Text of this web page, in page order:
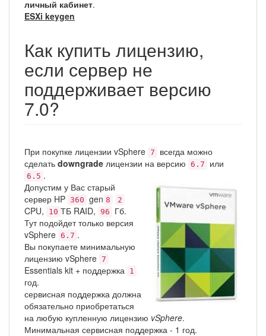
личный кабинет.
ESXi keygen
Как купить лицензию,
если сервер не
поддерживает версию
7.0?
При покупке лицензии vSphere 7
всегда можно
сделать downgrade лицензии на версию 6.7 или
6.5 .
Допустим у Вас старый
сервер HP 360 gen 8 2
CPU, 10 ТБ RAID, 96
Гб.
Тут подойдет только версия
vSphere 6.7 .
Вы покупаете минимальную
лицензию vSphere 7
Essentials kit + поддержка 1
год.
сервисная поддержка должна
обязательно приобретаться
на любую купленную лицензию vSphere.
Минимальная сервисная поддержка - 1 год.